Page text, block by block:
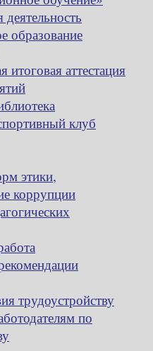
деятельность
образование
итоговая аттестация
клуб
этики,
коррупции
трудоустройству
по